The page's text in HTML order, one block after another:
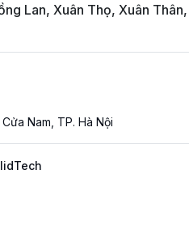
Lan, Xuân Thọ, Xuân
Nam, TP. Hà Nội